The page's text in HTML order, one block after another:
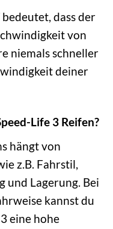
dass der
von
niemals schneller
deiner
Life 3 Reifen?
hängt von
z.B. Fahrstil,
und Lagerung. Bei
kannst du
eine hohe